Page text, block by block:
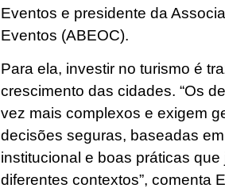
Eventos e presidente da
Eventos (ABEOC).
Para ela, investir no turismo é
crescimento das cidades. “Os
vez mais complexos e exigem
decisões seguras, baseadas
institucional e boas práticas
diferentes contextos”, comenta